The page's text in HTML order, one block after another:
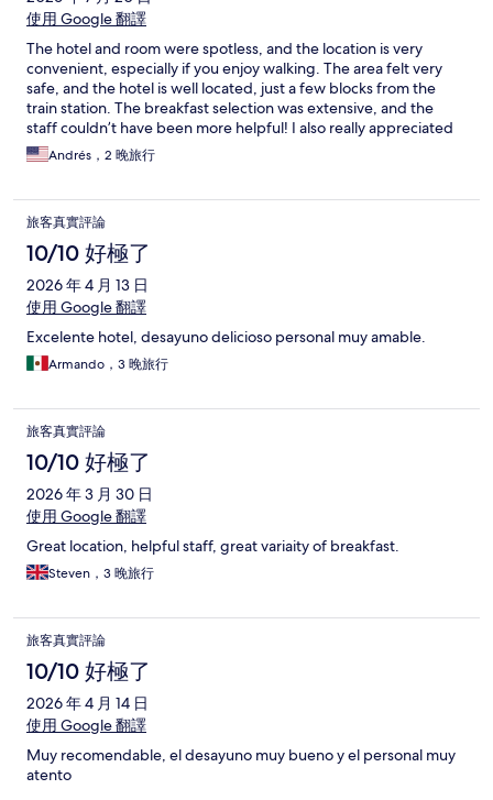
使用 Google 翻譯
The hotel and room were spotless, and the location is very
convenient, especially if you enjoy walking. The area felt very
safe, and the hotel is well located, just a few blocks from the
train station. The breakfast selection was extensive, and the
staff couldn’t have been more helpful! I also really appreciated
the air conditioning in my room, it was the best of all the hotels I
stayed at during my past few weeks in Italy.
Andrés，2 晚旅行
旅客真實評論
10/10 好極了
2026 年 4 月 13 日
使用 Google 翻譯
Excelente hotel, desayuno delicioso personal muy amable.
Armando，3 晚旅行
旅客真實評論
10/10 好極了
2026 年 3 月 30 日
使用 Google 翻譯
Great location, helpful staff, great variaity of breakfast.
Steven，3 晚旅行
旅客真實評論
10/10 好極了
2026 年 4 月 14 日
使用 Google 翻譯
Muy recomendable, el desayuno muy bueno y el personal muy
atento